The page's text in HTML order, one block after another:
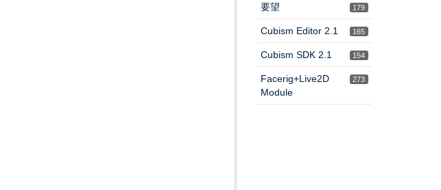
179
要望
165
Cubism Editor 2.1
154
Cubism SDK 2.1
273
Facerig+Live2D
Module